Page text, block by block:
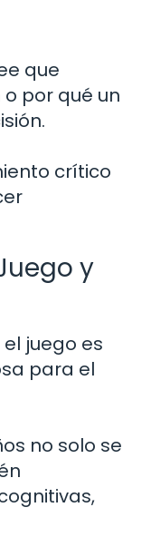
que
por qué un
crítico
y
juego es
para el
no solo se